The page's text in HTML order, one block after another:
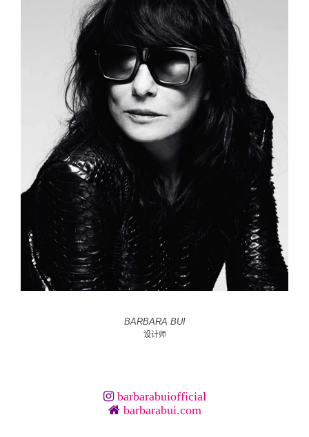
BARBARA BUI
设计师
barbarabuiofficial
barbarabui.com